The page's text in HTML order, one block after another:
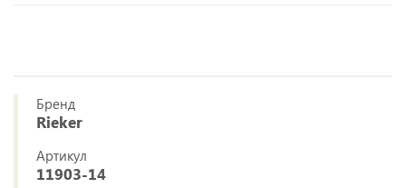
Бренд
Rieker
Артикул
11903-14